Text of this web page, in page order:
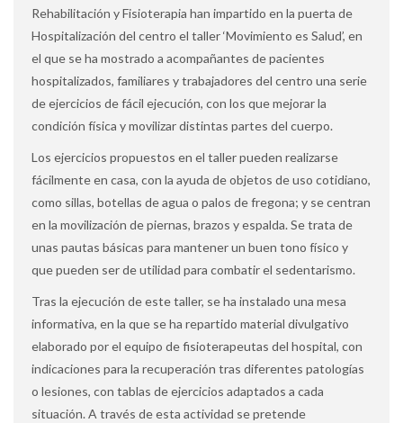
Rehabilitación y Fisioterapia han impartido en la puerta de
Hospitalización del centro el taller ‘Movimiento es Salud’, en
el que se ha mostrado a acompañantes de pacientes
hospitalizados, familiares y trabajadores del centro una serie
de ejercicios de fácil ejecución, con los que mejorar la
condición física y movilizar distintas partes del cuerpo.
Los ejercicios propuestos en el taller pueden realizarse
fácilmente en casa, con la ayuda de objetos de uso cotidiano,
como sillas, botellas de agua o palos de fregona; y se centran
en la movilización de piernas, brazos y espalda. Se trata de
unas pautas básicas para mantener un buen tono físico y
que pueden ser de utilidad para combatir el sedentarismo.
Tras la ejecución de este taller, se ha instalado una mesa
informativa, en la que se ha repartido material divulgativo
elaborado por el equipo de fisioterapeutas del hospital, con
indicaciones para la recuperación tras diferentes patologías
o lesiones, con tablas de ejercicios adaptados a cada
situación. A través de esta actividad se pretende